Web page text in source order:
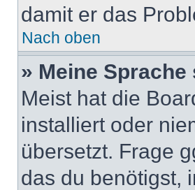
damit er das
Nach oben
» Meine
Meist hat die
installiert oder
übersetzt. Frage
das du benötigst,